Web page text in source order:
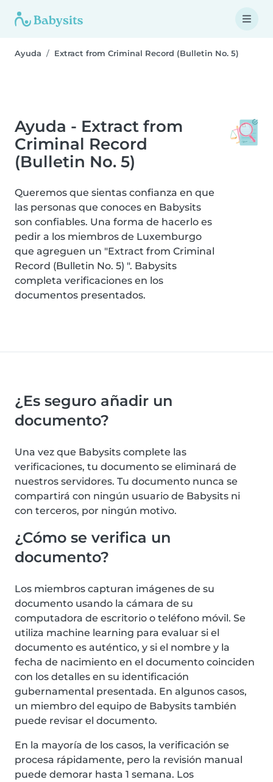
Ayuda Extract from Criminal Record (Bulletin No. 5)
Ayuda - Extract from
Criminal Record
(Bulletin No. 5)
Queremos que sientas confianza en que
las personas que conoces en Babysits
son confiables. Una forma de hacerlo es
pedir a los miembros de Luxemburgo
que agreguen un "Extract from Criminal
Record (Bulletin No. 5) ". Babysits
completa verificaciones en los
documentos presentados.
¿Es seguro añadir un
documento?
Una vez que Babysits complete las
verificaciones, tu documento se eliminará de
nuestros servidores. Tu documento nunca se
compartirá con ningún usuario de Babysits ni
con terceros, por ningún motivo.
¿Cómo se verifica un
documento?
Los miembros capturan imágenes de su
documento usando la cámara de su
computadora de escritorio o teléfono móvil. Se
utiliza machine learning para evaluar si el
documento es auténtico, y si el nombre y la
fecha de nacimiento en el documento coinciden
con los detalles en su identificación
gubernamental presentada. En algunos casos,
un miembro del equipo de Babysits también
puede revisar el documento.
En la mayoría de los casos, la verificación se
procesa rápidamente, pero la revisión manual
puede demorar hasta 1 semana. Los